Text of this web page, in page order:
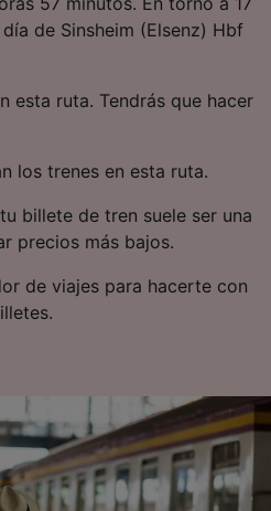
de Sinsheim (Elsenz) Hbf
esta ruta. Tendrás que hacer
los trenes en esta ruta.
billete de tren suele ser una
precios más bajos.
de viajes para hacerte con